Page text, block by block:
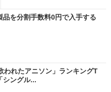
を分割手数料0円で入手する
われたアニソン」ランキングT
ングル...